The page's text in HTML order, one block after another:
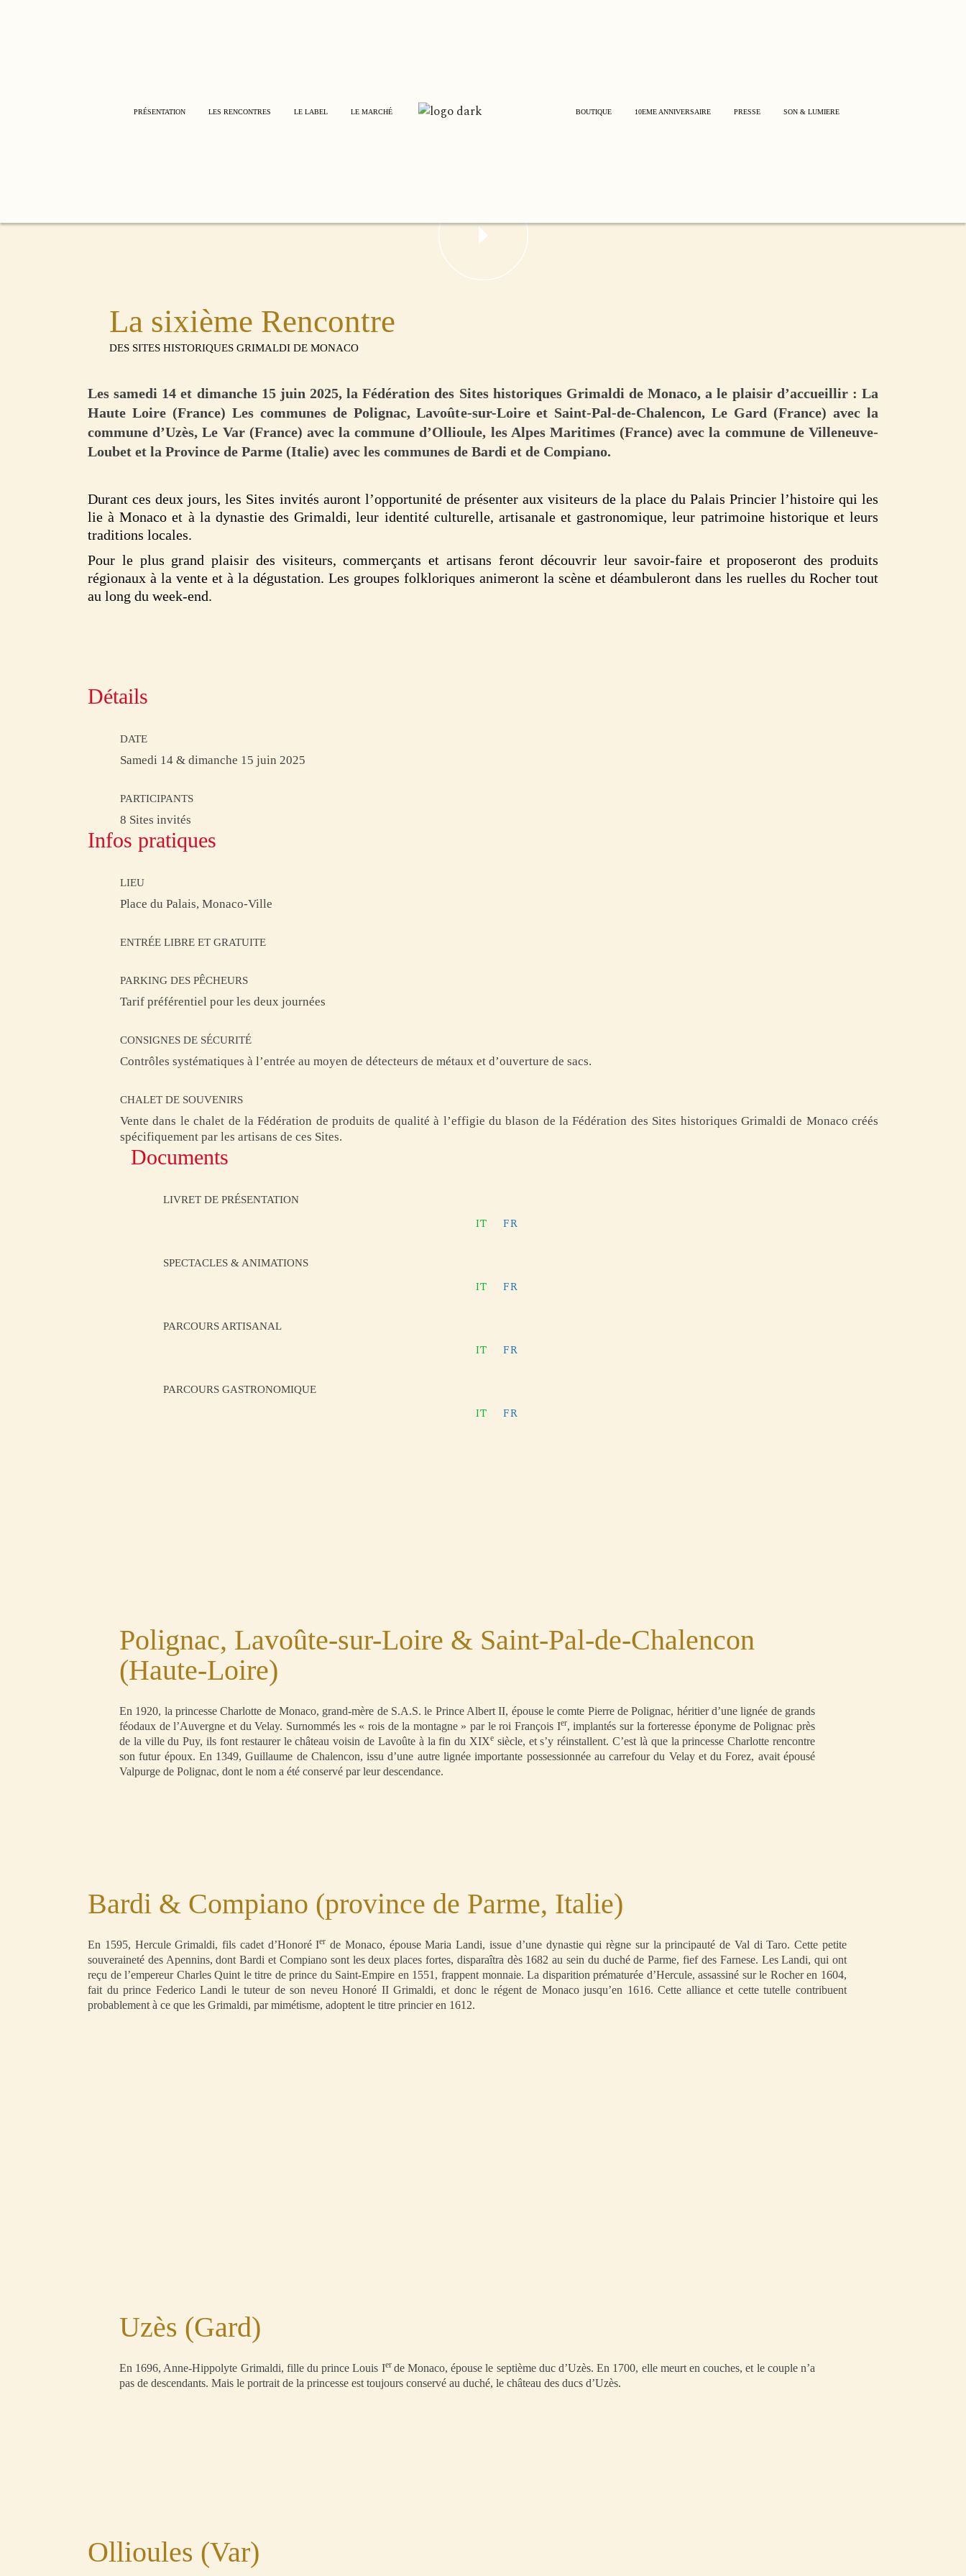
PRÉSENTATION LES RENCONTRES
4EME RENCONTRE
LE LABEL LE MARCHÉ BOUTIQUE 10EME ANNIVERSAIRE PRESSE SON & LUMIERE
5EME RENCONTRE
La sixième Rencontre
DES SITES HISTORIQUES GRIMALDI DE MONACO
Les samedi 14 et dimanche 15 juin 2025, la Fédération des Sites historiques Grimaldi de Monaco, a le plaisir d’accueillir : La
Haute Loire (France) Les communes de Polignac, Lavoûte-sur-Loire et Saint-Pal-de-Chalencon, Le Gard (France) avec la
commune d’Uzès, Le Var (France) avec la commune d’Ollioule, les Alpes Maritimes (France) avec la commune de Villeneuve-
Loubet et la Province de Parme (Italie) avec les communes de Bardi et de Compiano.
Durant ces deux jours, les Sites invités auront l’opportunité de présenter aux visiteurs de la place du Palais Princier l’histoire qui les
lie à Monaco et à la dynastie des Grimaldi, leur identité culturelle, artisanale et gastronomique, leur patrimoine historique et leurs
traditions locales.
Pour le plus grand plaisir des visiteurs, commerçants et artisans feront découvrir leur savoir-faire et proposeront des produits
régionaux à la vente et à la dégustation. Les groupes folkloriques animeront la scène et déambuleront dans les ruelles du Rocher tout
au long du week-end.
Détails
DATE
Samedi 14 & dimanche 15 juin 2025
PARTICIPANTS
8 Sites invités
Infos pratiques
LIEU
Place du Palais, Monaco-Ville
ENTRÉE LIBRE ET GRATUITE
PARKING DES PÊCHEURS
Tarif préférentiel pour les deux journées
CONSIGNES DE SÉCURITÉ
Contrôles systématiques à l’entrée au moyen de détecteurs de métaux et d’ouverture de sacs.
CHALET DE SOUVENIRS
Vente dans le chalet de la Fédération de produits de qualité à l’effigie du blason de la Fédération des Sites historiques Grimaldi de Monaco créés
spécifiquement par les artisans de ces Sites.
Documents
LIVRET DE PRÉSENTATION
IT FR
SPECTACLES & ANIMATIONS
IT FR
PARCOURS ARTISANAL
IT FR
PARCOURS GASTRONOMIQUE
IT FR
Polignac, Lavoûte-sur-Loire & Saint-Pal-de-Chalencon
(Haute-Loire)
En 1920, la princesse Charlotte de Monaco, grand-mère de S.A.S. le Prince Albert II, épouse le comte Pierre de Polignac, héritier d’une lignée de grands
féodaux de l’Auvergne et du Velay. Surnommés les « rois de la montagne » par le roi François Ier, implantés sur la forteresse éponyme de Polignac près
de la ville du Puy, ils font restaurer le château voisin de Lavoûte à la fin du XIXesiècle, et s’y réinstallent. C’est là que la princesse Charlotte rencontre
son futur époux. En 1349, Guillaume de Chalencon, issu d’une autre lignée importante possessionnée au carrefour du Velay et du Forez, avait épousé
Valpurge de Polignac, dont le nom a été conservé par leur descendance.
Bardi & Compiano (province de Parme, Italie)
En 1595, Hercule Grimaldi, fils cadet d’Honoré Ier de Monaco, épouse Maria Landi, issue d’une dynastie qui règne sur la principauté de Val di Taro. Cette petite
souveraineté des Apennins, dont Bardi et Compiano sont les deux places fortes, disparaîtra dès 1682 au sein du duché de Parme, fief des Farnese. Les Landi, qui ont
reçu de l’empereur Charles Quint le titre de prince du Saint-Empire en 1551, frappent monnaie. La disparition prématurée d’Hercule, assassiné sur le Rocher en 1604,
fait du prince Federico Landi le tuteur de son neveu Honoré II Grimaldi, et donc le régent de Monaco jusqu’en 1616. Cette alliance et cette tutelle contribuent
probablement à ce que les Grimaldi, par mimétisme, adoptent le titre princier en 1612.
Uzès (Gard)
En 1696, Anne-Hippolyte Grimaldi, fille du prince Louis Ier de Monaco, épouse le septième duc d’Uzès. En 1700, elle meurt en couches, et le couple n’a
pas de descendants. Mais le portrait de la princesse est toujours conservé au duché, le château des ducs d’Uzès.
Ollioules (Var)